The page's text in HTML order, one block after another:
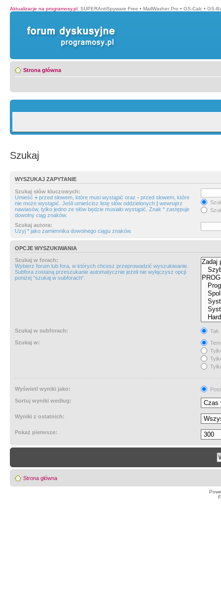
Aktualizacje na programosy.pl: SUPERAntiSpyware Free • MailWasher Pro • GS-Calc • GS-
Strona główna
Szukaj
WYSZUKAJ ZAPYTANIE
Szukaj słów kluczowych:
Umieść + przed słowem, które musi wystąpić oraz - przed słowem, które
nie może wystąpić. Jeśli umieścisz listę słów oddzielonych | wewnątrz
nawiasów, tylko jedno ze słów będzie musiało wystąpić. Znak * zastępuje
dowolny ciąg znaków.
Szukaj autora:
Użyj * jako zamiennika dowolnego ciągu znaków.
OPCJE WYSZUKIWANIA
Szukaj w forach:
Wybierz forum lub fora, w których chcesz przeprowadzić wyszukiwanie.
Subfora zostaną przeszukanie automatycznie jeżeli nie wyłączysz opcji
poniżej “szukaj w subforach“.
Szukaj w subforach:
Tak
Szukaj w:
Wyświetl wyniki jako:
Sortuj wyniki według:
Wyniki z ostatnich:
Pokaż pierwsze:
Strona główna